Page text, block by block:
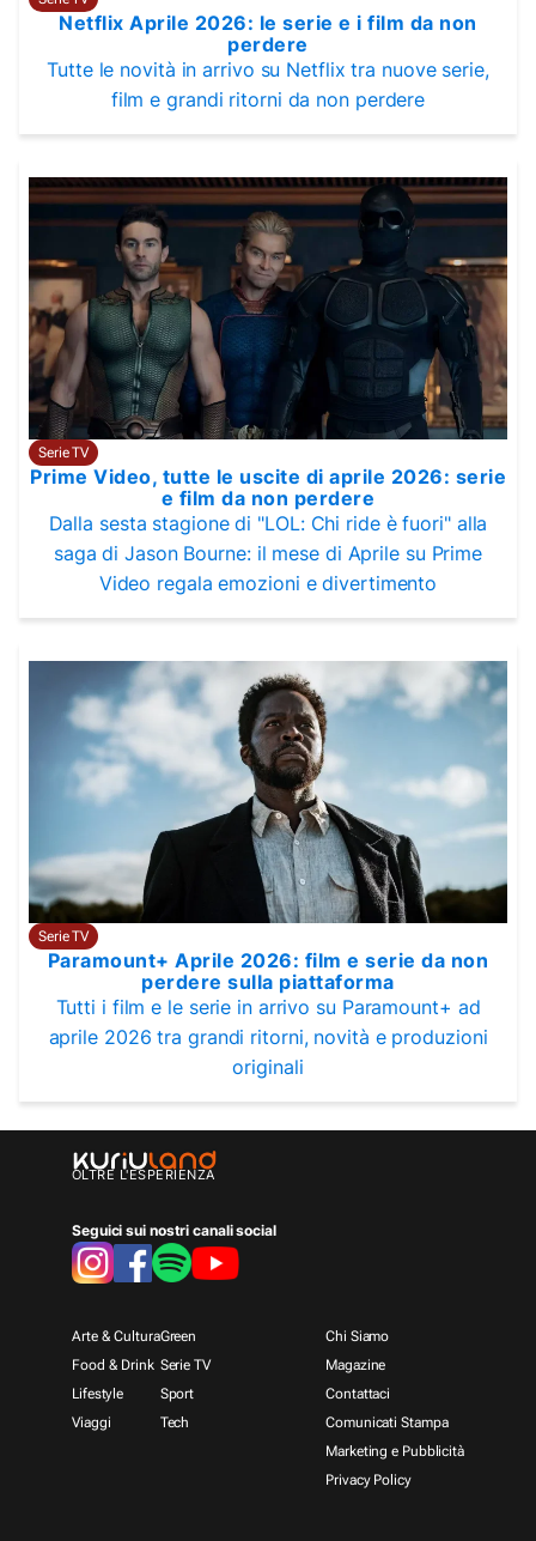
Netflix Aprile 2026: le serie e i film da non
perdere
Tutte le novità in arrivo su Netflix tra nuove serie,
film e grandi ritorni da non perdere
Serie TV
Prime Video, tutte le uscite di aprile 2026: serie
e film da non perdere
Dalla sesta stagione di "LOL: Chi ride è fuori" alla
saga di Jason Bourne: il mese di Aprile su Prime
Video regala emozioni e divertimento
Serie TV
Paramount+ Aprile 2026: film e serie da non
perdere sulla piattaforma
Tutti i film e le serie in arrivo su Paramount+ ad
aprile 2026 tra grandi ritorni, novità e produzioni
originali
OLTRE L'ESPERIENZA
Seguici sui nostri canali social
Arte & Cultura
Food & Drink
Lifestyle
Viaggi
Green
Serie TV
Sport
Tech
Chi Siamo
Magazine
Contattaci
Comunicati Stampa
Marketing e Pubblicità
Privacy Policy